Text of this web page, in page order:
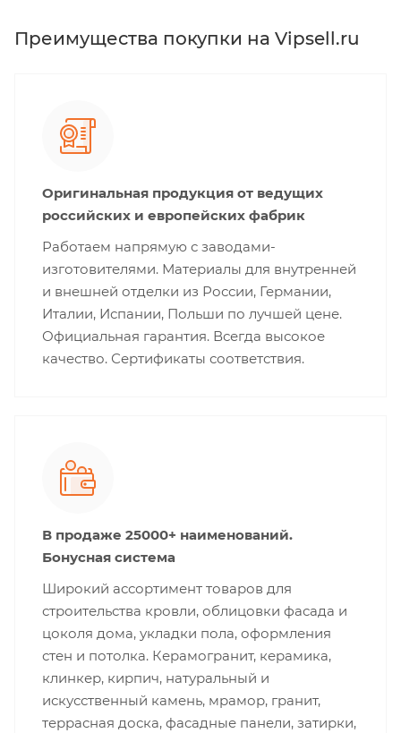
Преимущества покупки на Vipsell.ru
Оригинальная продукция от ведущих
российских и европейских фабрик
Работаем напрямую с заводами-
изготовителями. Материалы для внутренней
и внешней отделки из России, Германии,
Италии, Испании, Польши по лучшей цене.
Официальная гарантия. Всегда высокое
качество. Сертификаты соответствия.
В продаже 25000+ наименований.
Бонусная система
Широкий ассортимент товаров для
строительства кровли, облицовки фасада и
цоколя дома, укладки пола, оформления
стен и потолка. Керамогранит, керамика,
клинкер, кирпич, натуральный и
искусственный камень, мрамор, гранит,
террасная доска, фасадные панели, затирки,